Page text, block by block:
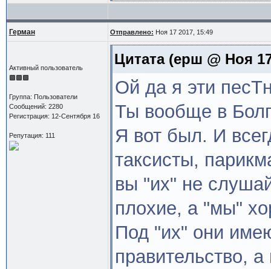
Герман Отправлено: Ноя 17 2017, 15:49
Активный пользователь
Группа: Пользователи
Сообщений: 2280
Регистрация: 12-Сентября 16
Репутация: 111
Цитата(ерш @ Ноя
Ой да я эти
Ты вообще в
Я вот был. И
таксисты,
вы "их" не
плохие, а "мы"
Под "их" они
правительство,